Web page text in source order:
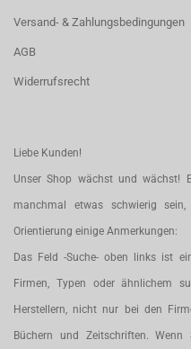
Versand- & Zahlungsbedingungen
AGB
Widerrufsrecht
Liebe Kunden!
Unser Shop wächst und wächst!
manchmal etwas schwierig
Orientierung einige Anmerkungen:
Das Feld -Suche- oben links ist
Firmen, Typen oder ähnlichem
Herstellern, nicht nur bei den
Büchern und Zeitschriften.